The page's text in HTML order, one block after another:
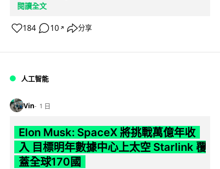
閱讀全文
184 10 ↗ 分享
人工智能
Vin 1 日
Elon Musk: SpaceX 將挑戰萬億年收
入 目標明年數據中心上太空 Starlink 覆
蓋全球170國